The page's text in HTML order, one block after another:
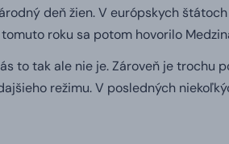
deň žien. V európskych
roku sa potom hovorilo
to tak ale nie je. Zároveň je trochu
režimu. V posledných